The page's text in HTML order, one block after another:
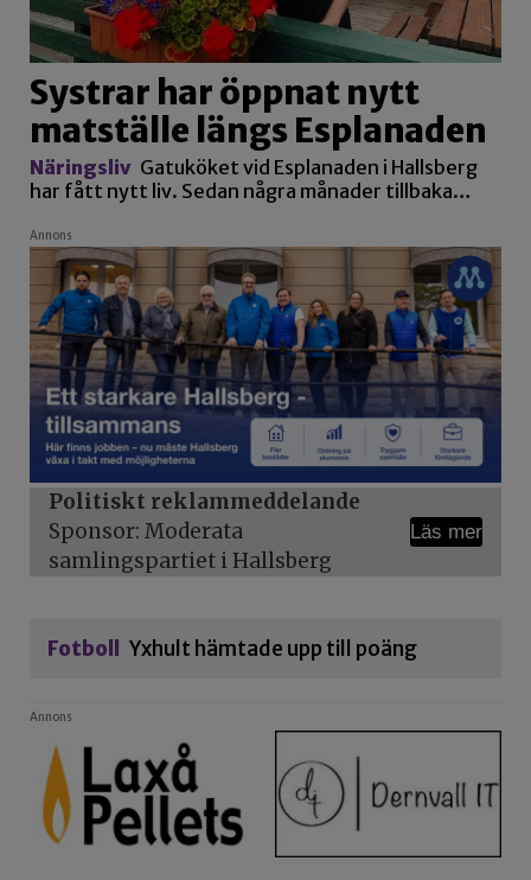
Systrar har öppnat nytt
matställe längs Esplanaden
Näringsliv Gatuköket vid Esplanaden i Hallsberg
har fått nytt liv. Sedan några månader tillbaka…
Annons
Politiskt reklammeddelande
Sponsor: Moderata
samlingspartiet i Hallsberg
Läs mer
Fotboll Yxhult hämtade upp till poäng
Annons